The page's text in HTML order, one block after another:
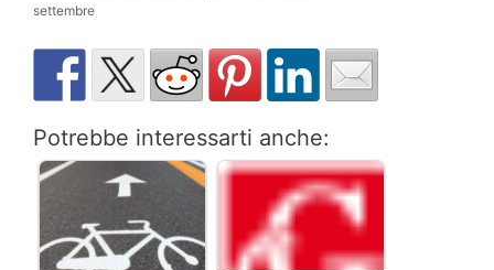
settembre
Potrebbe interessarti anche: